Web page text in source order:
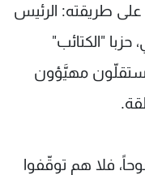
طريقته: الرئيس
"الكتائب"
مستقلّون مهيَّؤون
فلا هم توقّفوا